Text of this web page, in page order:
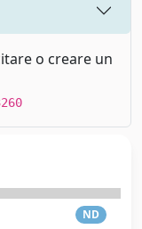
o creare un
ND